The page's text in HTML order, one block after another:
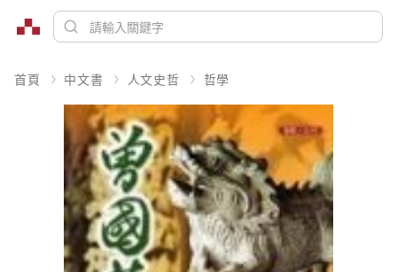
首頁 中文書 人文史哲 哲學